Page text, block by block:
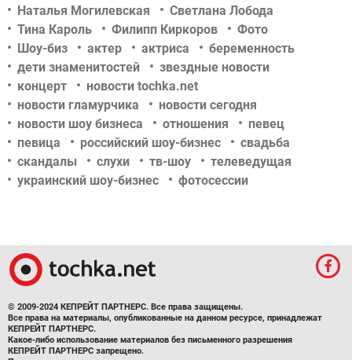
Наталья Могилевская
Светлана Лобода
Тина Кароль
Филипп Киркоров
Фото
Шоу-биз
актер актриса
беременность
дети знаменитостей
звездные новости
концерт
новости tochka.net
новости гламурчика
новости сегодня
новости шоу бизнеса
отношения
певец
певица
российский шоу-бизнес
свадьба
скандалы
слухи тв-шоу
телеведущая
украинский шоу-бизнес
фотосессии
© 2009-2024 КЕПРЕЙТ ПАРТНЕРС. Все права защищены.
Все права на материалы, опубликованные на данном ресурсе, принадлежат
КЕПРЕЙТ ПАРТНЕРС.
Какое-либо использование материалов без письменного разрешения
КЕПРЕЙТ ПАРТНЕРС запрещено.